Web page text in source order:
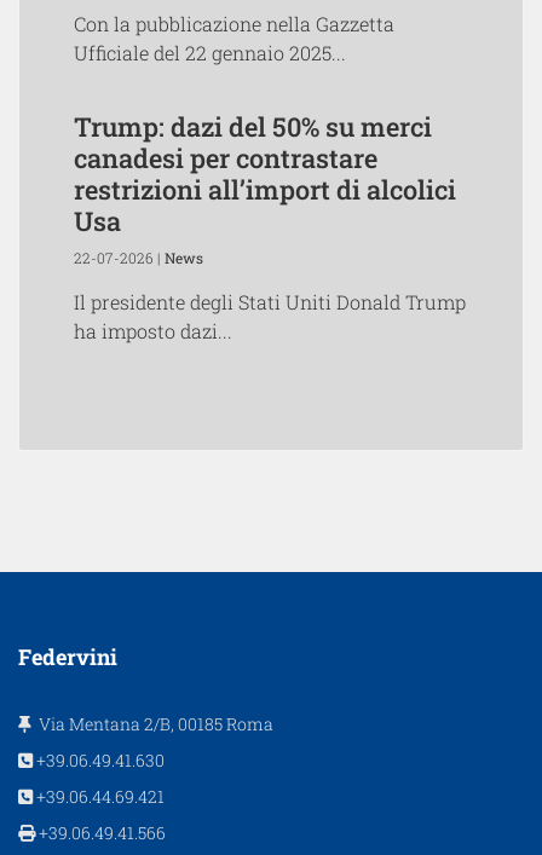
Con la pubblicazione nella Gazzetta
Ufficiale del 22 gennaio 2025...
Trump: dazi del 50% su merci
canadesi per contrastare
restrizioni all’import di alcolici
Usa
22-07-2026 | News
Il presidente degli Stati Uniti Donald Trump
ha imposto dazi...
Federvini
Via Mentana 2/B, 00185 Roma
+39.06.49.41.630
+39.06.44.69.421
+39.06.49.41.566